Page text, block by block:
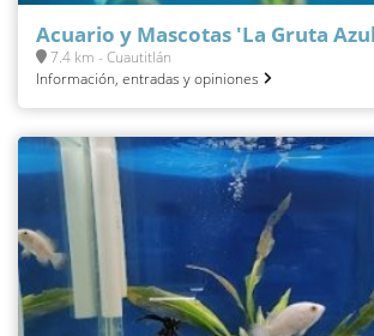
Acuario y Mascotas 'La Gruta
7.4 km - Cuautitlán
Información, entradas y opiniones